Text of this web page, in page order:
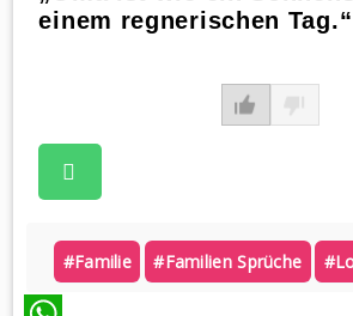
einem regnerischen
#familie #familien Sprüche